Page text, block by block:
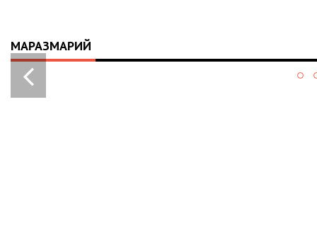
МАРАЗМАРИЙ